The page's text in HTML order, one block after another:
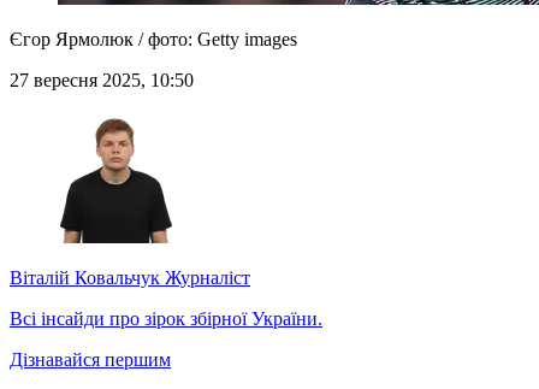
Єгор Ярмолюк / фото: Getty images
27 вересня 2025, 10:50
Віталій Ковальчук Журналіст
Всі інсайди про зірок збірної України.
Дізнавайся першим